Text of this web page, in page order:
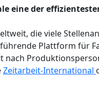
eine der
die viele
Plattform für
nach
Zeitarbeit-International